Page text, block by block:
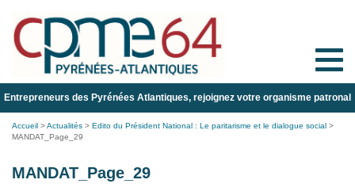
Toggle
Entrepreneurs des Pyrénées Atlantiques, rejoignez votre organisme patronal
Accueil >Actualités > Edito du Président National : Le paritarisme et le dialogue social >
MANDAT_Page_29
MANDAT_Page_29